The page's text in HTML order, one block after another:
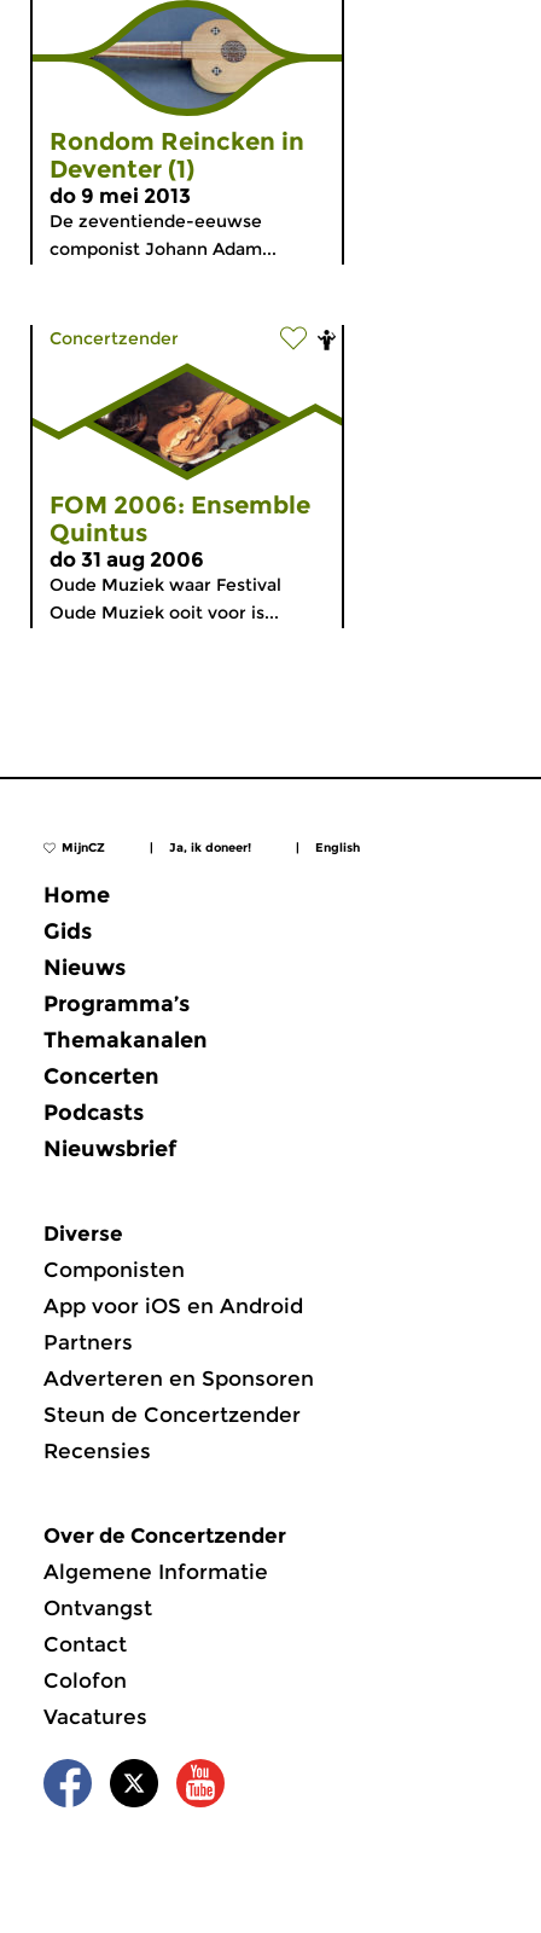
Rondom Reincken in
Deventer (1)
do 9 mei 2013
De zeventiende-eeuwse
componist Johann Adam...
Concertzender
FOM 2006: Ensemble
Quintus
do 31 aug 2006
Oude Muziek waar Festival
Oude Muziek ooit voor is...
MijnCZ | Ja, ik doneer! | English
Home
Gids
Nieuws
Programma’s
Themakanalen
Concerten
Podcasts
Nieuwsbrief
Diverse
Componisten
App voor iOS en Android
Partners
Adverteren en Sponsoren
Steun de Concertzender
Recensies
Over de Concertzender
Algemene Informatie
Ontvangst
Contact
Colofon
Vacatures